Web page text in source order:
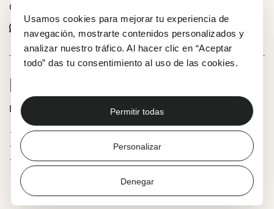
Usamos cookies para mejorar tu experiencia de
navegación, mostrarte contenidos personalizados y
analizar nuestro tráfico. Al hacer clic en “Aceptar
todo” das tu consentimiento al uso de las cookies.
Permitir todas
Personalizar
Denegar
Comparte este evento:
Facebook X
INFORMACIÓN
En la sala Ereaga.
12:00 – Estudio de Danza Ana Lara
17:00 – Utopian
19:00 – Estudio de Danza Porté